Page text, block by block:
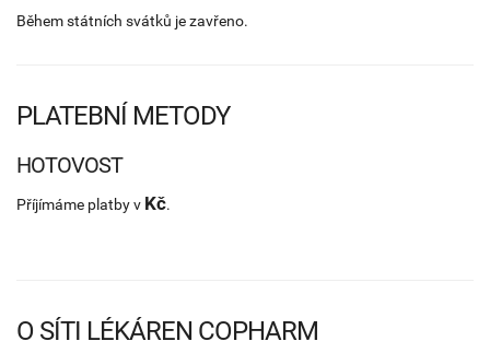
Během státních svátků je zavřeno.
PLATEBNÍ METODY
HOTOVOST
Příjímáme platby v Kč.
O SÍTI LÉKÁREN COPHARM